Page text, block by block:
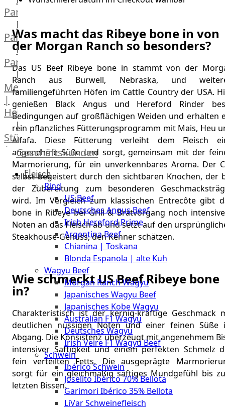
Partner
Depot-
Partner
Frischetheken-
Partner
Männer
Metzger
|
Heinsberg
Feinkost
Stüttgen
|
Düsseldorf
The
Meat
Club
Stuttgart
Geschäftskunden
Fleisch
Rind
US Beef
Deutsches Angus Beef
Irish Hereford Prime
Argentina Beef
Chianina | Toskana
Blonda Espanola | alte Kuh
Wagyu Beef
Morgan Ranch Wagyu
Japanisches Wagyu Beef
Japanisches Kobe Wagyu
Australian F1 Wagyu
Deutsches Wagyu
Irish Veire F1 Wagyu Beef
Schwein
Ibérico Schwein
Joselito Ibérico 70% Bellota
Garimori Ibérico 35% Bellota
LiVar Schweinefleisch
Was macht das Ribeye bone in von
der Morgan Ranch so besonders?
Das US Beef Ribeye bone in stammt von der
Ranch aus Burwell, Nebraska, und
familiengeführten Höfen im Cattle Country der USA.
genießen Black Angus und Hereford Rinder
Bedingungen auf großflächigen Weiden und erhalten
rein pflanzliches Fütterungsprogramm mit Mais, Heu
Alfafa. Diese Fütterung verleiht dem Fleisch
angenehme Süße und sorgt, gemeinsam mit der
Marmorierung, für ein unverkennbares Aroma. Der
selbst begeistert durch den sichtbaren Knochen, der
der Zubereitung zum besonderen
wird. Im Vergleich zum klassischen Entrecôte gibt
bone in Ribeye bei Grill & Bratvorgang noch
Noten an das Fleisch ab und setzt auf den
Steakhouse-Genuss, den Kenner schätzen.
Wie schmeckt US Beef Ribeye bone
in?
Charakteristisch ist der kernig-kräftige Geschmack
deutlichen nussigen Noten und einer feinen Süße
Abgang. Die Konsistenz überzeugt mit angenehmem
intensiver Saftigkeit und einem perfekten Schmelz
fein verteilten Fetts. Die ausgeprägte
sorgt für ein gleichmäßig saftiges Mundgefühl bis
letzten Bissen.